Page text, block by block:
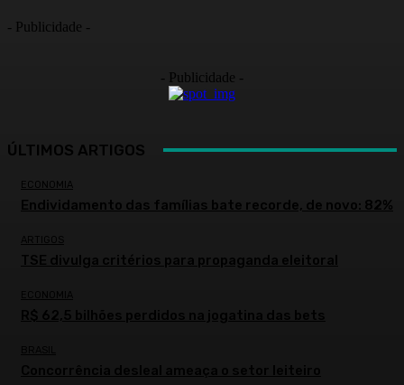
- Publicidade -
- Publicidade -
ÚLTIMOS ARTIGOS
ECONOMIA
Endividamento das famílias bate recorde, de novo: 82%
ARTIGOS
TSE divulga critérios para propaganda eleitoral